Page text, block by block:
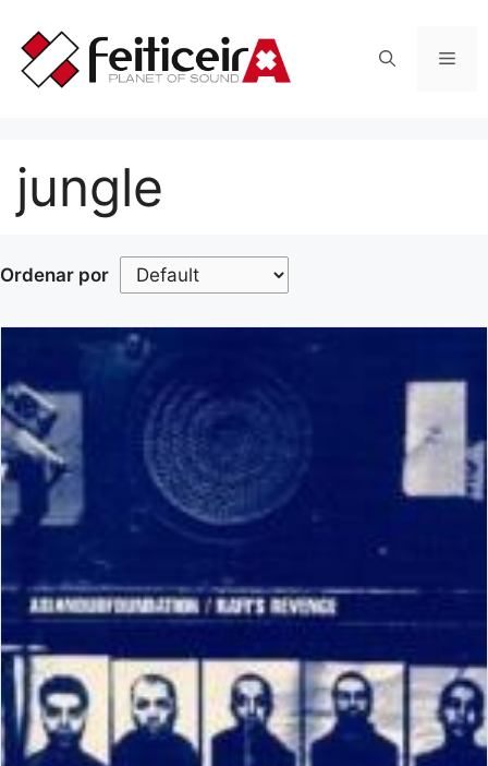
contenido
jungle
Ordenar por